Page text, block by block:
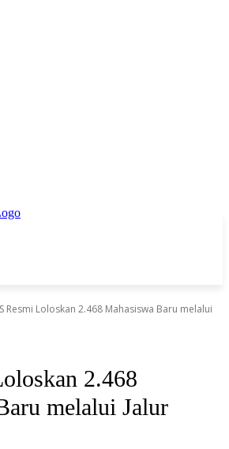
Resmi Loloskan 2.468 Mahasiswa Baru melalui
2.468
melalui Jalur